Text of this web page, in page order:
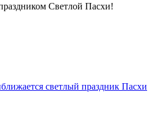
Светлой Пасхи!
светлый праздник Пасхи